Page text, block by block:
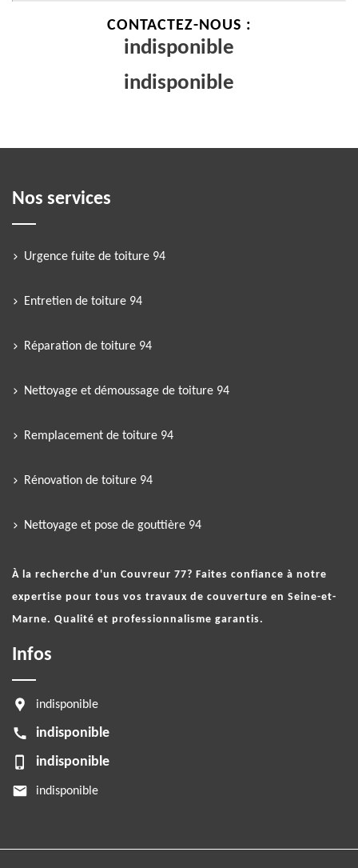
CONTACTEZ-NOUS :
indisponible
indisponible
Nos services
Urgence fuite de toiture 94
Entretien de toiture 94
Réparation de toiture 94
Nettoyage et démoussage de toiture 94
Remplacement de toiture 94
Rénovation de toiture 94
Nettoyage et pose de gouttière 94
À la recherche d'un Couvreur 77? Faites confiance à notre
expertise pour tous vos travaux de couverture en Seine-et-
Marne. Qualité et professionnalisme garantis.
Infos
indisponible
indisponible
indisponible
indisponible